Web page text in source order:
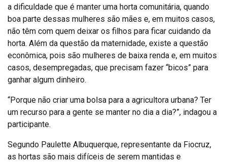
a dificuldade que é manter uma horta comunitária, quando
boa parte dessas mulheres são mães e, em muitos casos,
não têm com quem deixar os filhos para ficar cuidando da
horta. Além da questão da maternidade, existe a questão
econômica, pois são mulheres de baixa renda e, em muitos
casos, desempregadas, que precisam fazer “bicos” para
ganhar algum dinheiro.
“Porque não criar uma bolsa para a agricultora urbana? Ter
um recurso para a gente se manter no dia a dia?”, indagou a
participante.
Segundo Paulette Albuquerque, representante da Fiocruz,
as hortas são mais difíceis de serem mantidas e